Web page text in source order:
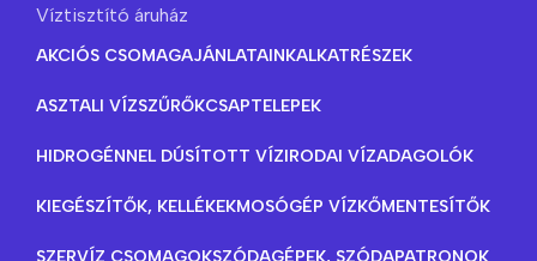
Víztisztító áruház
AKCIÓS CSOMAGAJÁNLATAINKALKATRÉSZEK
ASZTALI VÍZSZŰRŐKCSAPTELEPEK
HIDROGÉNNEL DÚSÍTOTT VÍZIRODAI VÍZADAGOLÓK
KIEGÉSZÍTŐK, KELLÉKEKMOSÓGÉP VÍZKŐMENTESÍTŐK
SZERVÍZ CSOMAGOKSZÓDAGÉPEK, SZÓDAPATRONOK